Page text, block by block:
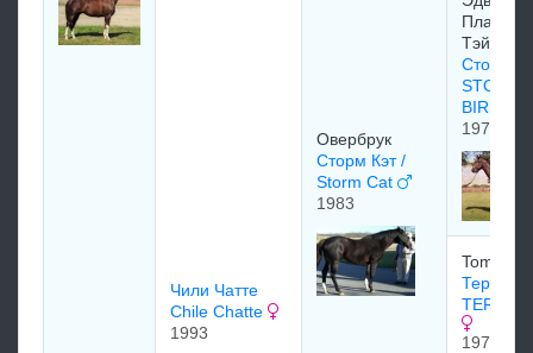
Чили Чатте
Chile Chatte
1993
Овербрук
Сторм Кэт /
Storm Cat
1983
Плaнкeтт
Tэйлoр
Сторм
STORM
BIRD
1978
Tom
1976